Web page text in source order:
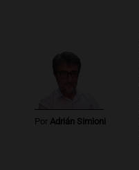
Por Adrián Simioni